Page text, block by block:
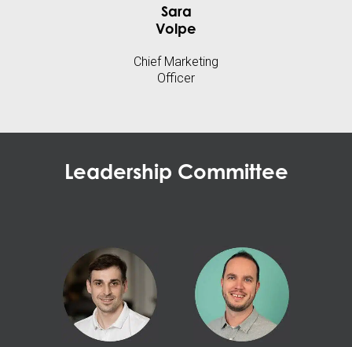
Sara
Volpe
Chief Marketing
Officer
Leadership Committee